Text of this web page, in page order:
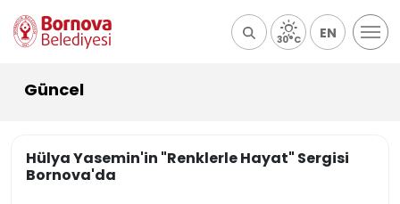
30°C EN
Güncel
Hülya Yasemin'in "Renklerle Hayat" Sergisi
Bornova'da